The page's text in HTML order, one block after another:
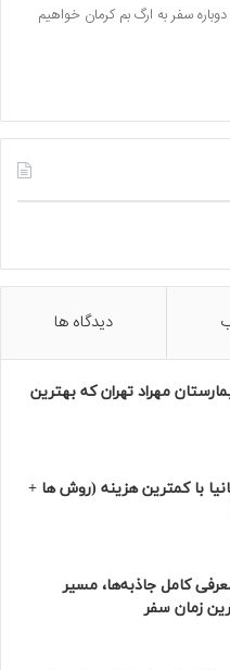
سفر به ارگ بم کرمان خواهیم
دیدگاه ها
مهراد تهران که بهترین‌
با کمترین هزینه (روش ها +
کامل جاذبه‌ها، مسیر
زمان سفر